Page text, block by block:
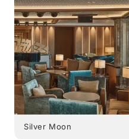
Silver Moon